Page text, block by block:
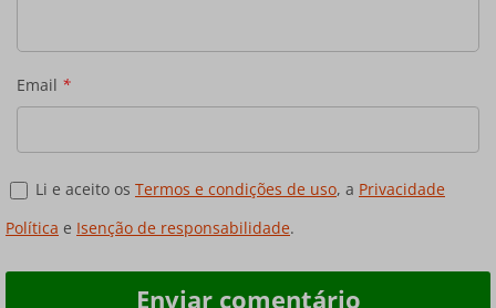
Email *
Li e aceito os Termos e condições de uso, a Privacidade
Política e Isenção de responsabilidade.